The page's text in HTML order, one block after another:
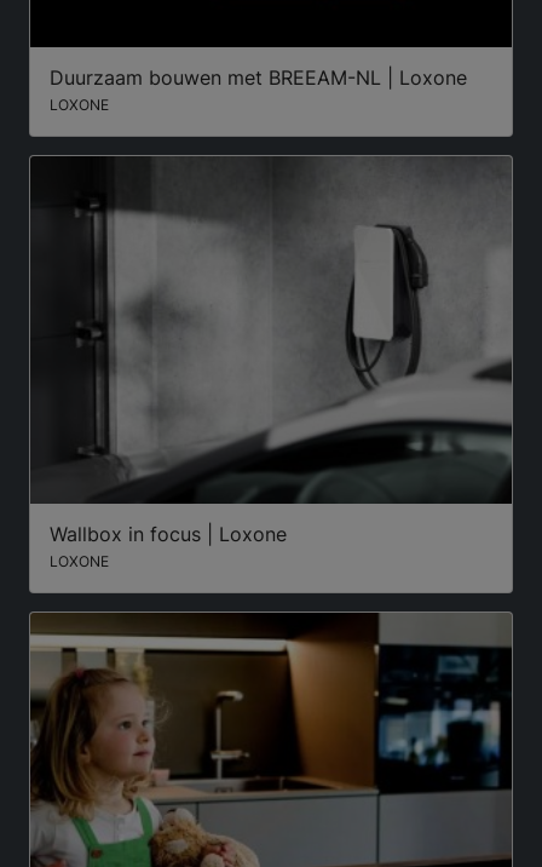
Duurzaam bouwen met BREEAM-NL | Loxone
LOXONE
Wallbox in focus | Loxone
LOXONE